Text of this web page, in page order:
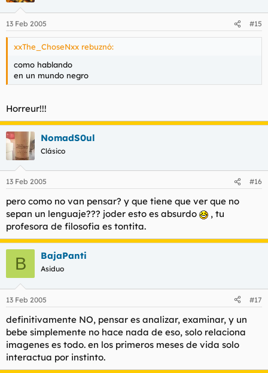
13 Feb 2005 #15
xxThe_ChoseNxx rebuznó:
como hablando
en un mundo negro
Horreur!!!
NomadS0ul
Clásico
13 Feb 2005 #16
pero como no van pensar? y que tiene que ver que no
sepan un lenguaje??? joder esto es absurdo
, tu
profesora de filosofia es tontita.
B BajaPanti
Asiduo
13 Feb 2005 #17
definitivamente NO, pensar es analizar, examinar, y un
bebe simplemente no hace nada de eso, solo relaciona
imagenes es todo. en los primeros meses de vida solo
interactua por instinto.